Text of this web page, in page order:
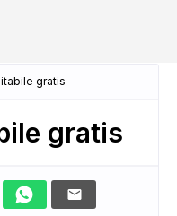
gratis
gratis